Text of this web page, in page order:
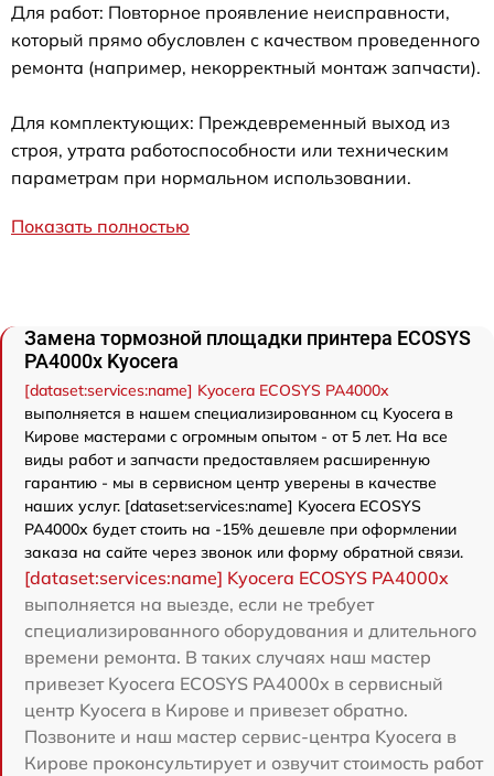
Для работ: Повторное проявление неисправности,
который прямо обусловлен с качеством проведенного
ремонта (например, некорректный монтаж запчасти).
Для комплектующих: Преждевременный выход из
строя, утрата работоспособности или техническим
параметрам при нормальном использовании.
Показать полностью
Замена тормозной площадки принтера ECOSYS
PA4000x Kyocera
[dataset:services:name] Kyocera ECOSYS PA4000x
выполняется в нашем специализированном сц Kyocera в
Кирове мастерами с огромным опытом - от 5 лет. На все
виды работ и запчасти предоставляем расширенную
гарантию - мы в сервисном центр уверены в качестве
наших услуг. [dataset:services:name] Kyocera ECOSYS
PA4000x будет стоить на -15% дешевле при оформлении
заказа на сайте через звонок или форму обратной связи.
[dataset:services:name] Kyocera ECOSYS PA4000x
выполняется на выезде, если не требует
специализированного оборудования и длительного
времени ремонта. В таких случаях наш мастер
привезет Kyocera ECOSYS PA4000x в сервисный
центр Kyocera в Кирове и привезет обратно.
Позвоните и наш мастер сервис-центра Kyocera в
Кирове проконсультирует и озвучит стоимость работ